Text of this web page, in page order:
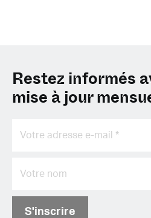
Restez informés
mise à jour
S'inscrire